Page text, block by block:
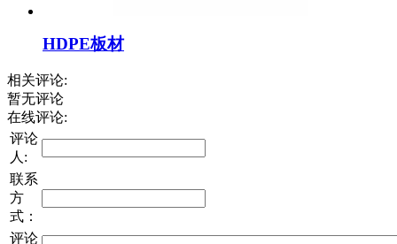
HDPE板材
相关评论:
暂无评论
在线评论:
评论
人:
联系
方
式：
评论